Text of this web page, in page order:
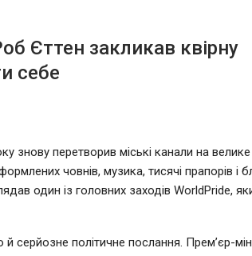
Єттен закликав квірну
себе
знову перетворив міські канали на велике
човнів, музика, тисячі прапорів і
один із головних заходів WorldPride,
політичне послання. Прем’єр-